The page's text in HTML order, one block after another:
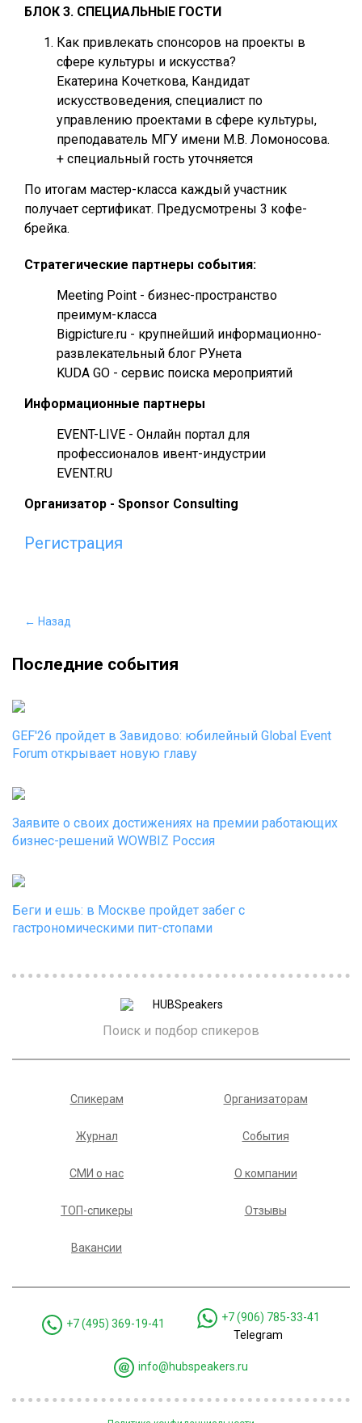
БЛОК 3. СПЕЦИАЛЬНЫЕ ГОСТИ
Как привлекать спонсоров на проекты в
сфере культуры и искусства?
Екатерина Кочеткова, Кандидат
искусствоведения, специалист по
управлению проектами в сфере культуры,
преподаватель МГУ имени М.В. Ломоносова.
+ специальный гость уточняется
По итогам мастер-класса каждый участник
получает сертификат. Предусмотрены 3 кофе-
брейка.
Стратегические партнеры события:
Meeting Point - бизнес-пространство
преимум-класса
Bigpicture.ru - крупнейший информационно-
развлекательный блог РУнета
KUDA GO - сервис поиска мероприятий
Информационные партнеры
EVENT-LIVE - Онлайн портал для
профессионалов ивент-индустрии
EVENT.RU
Организатор - Sponsor Consulting
Регистрация
← Назад
Последние события
GEF'26 пройдет в Завидово: юбилейный Global Event
Forum открывает новую главу
Заявите о своих достижениях на премии работающих
бизнес-решений WOWBIZ Россия
Беги и ешь: в Москве пройдет забег с
гастрономическими пит-стопами
Поиск и подбор спикеров
Спикерам Организаторам
Журнал События
СМИ о нас О компании
ТОП-спикеры Отзывы
Вакансии
+7 (495) 369-19-41
+7 (906) 785-33-41
Telegram
info@hubspeakers.ru